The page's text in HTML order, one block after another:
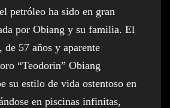
petróleo ha sido en gran
por Obiang y su familia. El
57 años y aparente
“Teodorin” Obiang
su estilo de vida ostentoso en
en piscinas infinitas,